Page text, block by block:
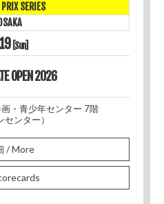
SERIES
[Sun]
OPEN 2026
・青少年センター 7階
センター）
/ More